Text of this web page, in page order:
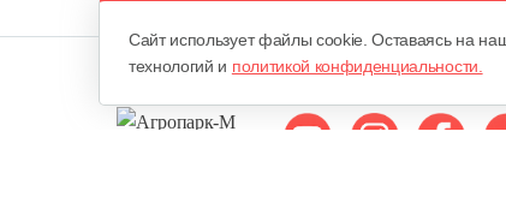
Cайт использует файлы cookie. Оставаясь на
технологий и политикой конфиденциальности.